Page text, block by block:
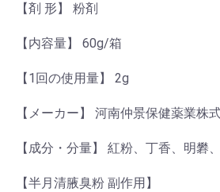
【剤 形】 粉剤
【内容量】 60g/箱
【1回の使用量】 2g
【メーカー】 河南仲景保健薬業株
【成分・分量】 紅粉、丁香、明礬
【半月清腋臭粉 副作用】